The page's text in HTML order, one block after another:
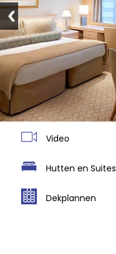
Video
Hutten en Suites
Dekplannen